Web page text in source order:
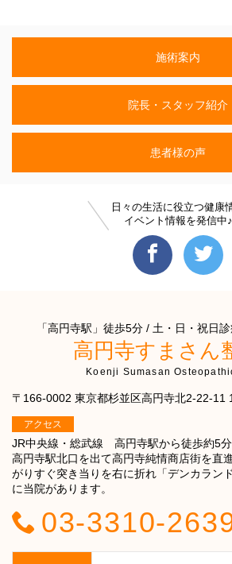
施術案内
院長・スタッフ紹介
患者様の声
日々の生活に役立つ健康
イベント情報を発信中♪
「高円寺駅」徒歩5分 / 土・日・祝日
高円寺すまさん
Koenji Sumasan
〒166-0002 東京都杉並区高円寺北2-22-11
アクセス
JR中央線・総武線 高円寺駅から徒歩約5分
高円寺駅北口を出て高円寺純情商店街を直
がりすぐ突き当りを右に折れ「デンカラン
に当院があります。
03-3310-